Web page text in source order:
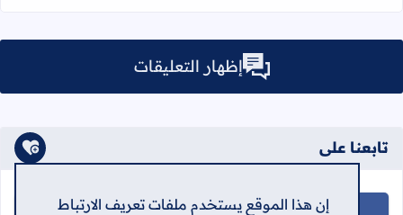
إن هذا الموقع يستخدم ملفات تعريف الارتباط
إظهار التعليقات
تابعنا على